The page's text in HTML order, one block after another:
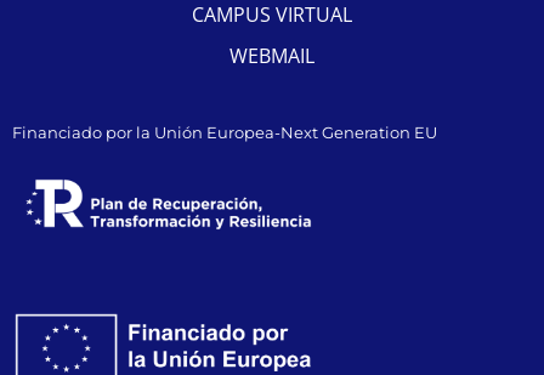
CAMPUS VIRTUAL
WEBMAIL
Financiado por la Unión Europea-Next Generation EU